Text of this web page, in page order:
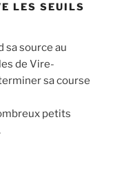
LES SEUILS
sa source au
de Vire-
sa course
petits